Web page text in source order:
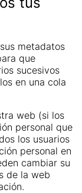
metadatos
que
sucesivos
en una cola
web (si los
personal que
los usuarios
personal en
cambiar su
de la web